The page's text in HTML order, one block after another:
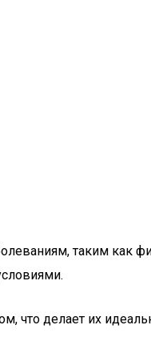
таким как
что делает их